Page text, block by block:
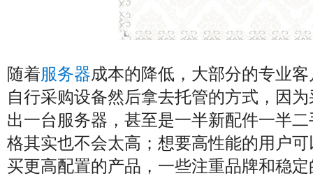
随着服务器成本的降低，大部分的专业
自行采购设备然后拿去托管的方式，因
出一台服务器，甚至是一半新配件一半
格其实也不会太高；想要高性能的用户
买更高配置的产品，一些注重品牌和稳